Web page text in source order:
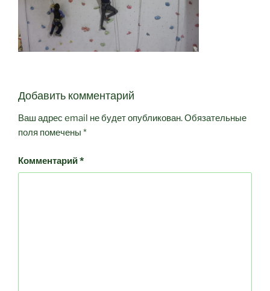
Добавить комментарий
Ваш адрес email не будет опубликован.Обязательные
поля помечены *
Комментарий*